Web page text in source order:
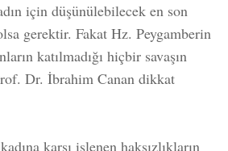
için düşünülebilecek en son
gerektir. Fakat Hz. Peygamberin
katılmadığı hiçbir savaşın
Dr. İbrahim Canan dikkat
karşı işlenen haksızlıkların